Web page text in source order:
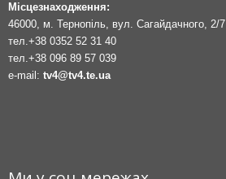
Місцезнаходження:
46000, м. Тернопіль, вул. Сагайдачного, 2/7
тел.+38 0352 52 31 40
тел.+38 096 89 57 039
e-mail: tv4@tv4.te.ua